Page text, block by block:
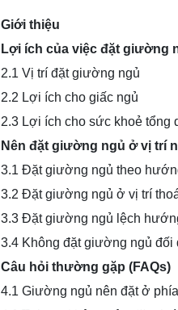
Giới thiệu
Lợi ích của việc đặt giường
2.1 Vị trí đặt giường ngủ
2.2 Lợi ích cho giấc ngủ
2.3 Lợi ích cho sức khoẻ tổng
Nên đặt giường ngủ ở vị trí
3.1 Đặt giường ngủ theo
3.2 Đặt giường ngủ ở vị trí
3.3 Đặt giường ngủ lệch
3.4 Không đặt giường ngủ
Câu hỏi thường gặp (FAQs)
4.1 Giường ngủ nên đặt ở